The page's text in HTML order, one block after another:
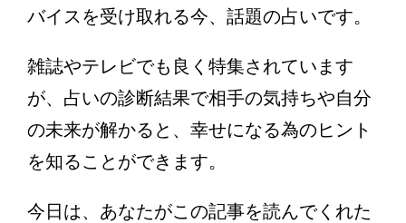
バイスを受け取れる今、話題の占いです。
雑誌やテレビでも良く特集されています
が、占いの診断結果で相手の気持ちや自分
の未来が解かると、幸せになる為のヒント
を知ることができます。
今日は、あなたがこの記事を読んでくれた